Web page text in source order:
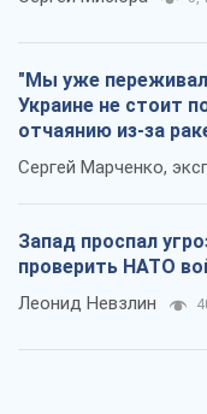
"Мы уже
Украине не стоит
отчаянию из-за
Сергей Марченко,
Запад проспал
проверить НАТО
Леонид Невзлин